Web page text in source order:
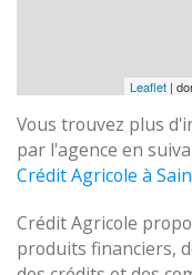
Leaflet |
Vous trouvez plus
par l'agence en
Crédit Agricole à
Crédit Agricole
produits financiers,